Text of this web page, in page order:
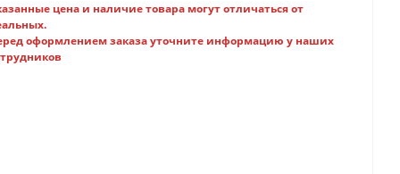
цена и наличие товара могут отличаться от
оформлением заказа уточните информацию у наших